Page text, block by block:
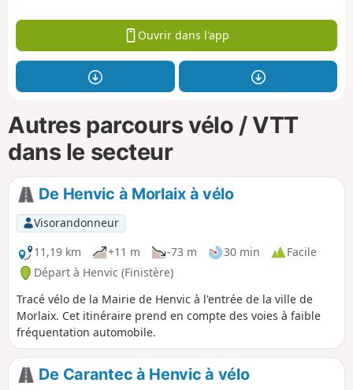
Ouvrir dans l'app
Autres parcours vélo / VTT
dans le secteur
De Henvic à Morlaix à vélo
Visorandonneur
11,19 km
+11 m -73 m 30 min
Facile
Départ à Henvic (Finistère)
Tracé vélo de la Mairie de Henvic à l'entrée de la ville de
Morlaix. Cet itinéraire prend en compte des voies à faible
fréquentation automobile.
De Carantec à Henvic à vélo